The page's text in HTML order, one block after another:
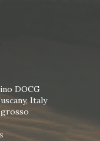
DOCG
Italy